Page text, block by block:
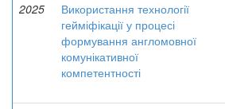
2025
Використання технології
гейміфікації у процесі
формування англомовної
комунікативної
компетентності